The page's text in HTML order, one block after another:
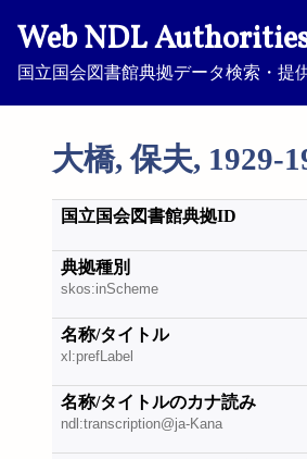
Web NDL
国立国会図書館典拠データ検索・提
大橋, 保夫, 1929-
国立国会図書館典拠ID
典拠種別
skos:inScheme
名称/タイトル
xl:prefLabel
名称/タイトルのカナ読み
ndl:transcription@ja-Kana